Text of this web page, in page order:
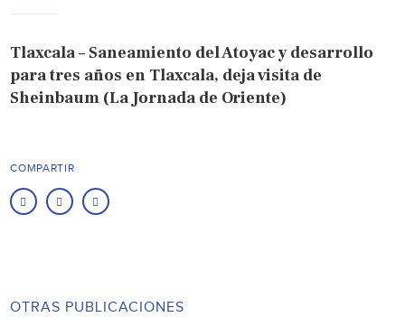
Tlaxcala – Saneamiento del Atoyac y desarrollo
para tres años en Tlaxcala, deja visita de
Sheinbaum (La Jornada de Oriente)
COMPARTIR
OTRAS PUBLICACIONES